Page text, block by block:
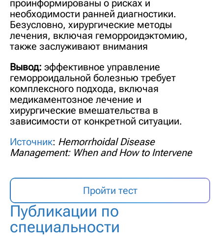
проинформированы о рисках и
необходимости ранней диагностики.
Безусловно, хирургические методы
лечения, включая геморроидэктомию,
также заслуживают внимания
Вывод: эффективное управление
геморроидальной болезнью требует
комплексного подхода, включая
медикаментозное лечение и
хирургические вмешательства в
зависимости от конкретной ситуации.
Источник: Hemorrhoidal Disease
Management: When and How to Intervene
Пройти тест
Публикации по
специальности